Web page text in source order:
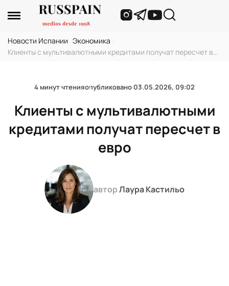
Новости Испании Экономика
Клиенты с мультивалютными кредитами получат пересчет в
4 минут чтенияопубликовано 03.05.2026, 09:02
Клиенты с мультивалютными
кредитами получат пересчет в
евро
авторЛаура Кастильо